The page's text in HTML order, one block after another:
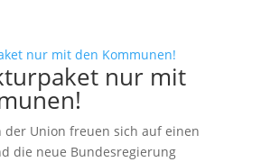
nur mit
der Union freuen sich auf einen
die neue Bundesregierung